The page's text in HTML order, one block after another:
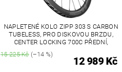
NAPLETENÉ KOLO ZIPP 303 S CARBON
TUBELESS, PRO DISKOVOU BRZDU,
CENTER LOCKING 700C PŘEDNÍ,
15 225 Kč(–14 %)
12 989 Kč